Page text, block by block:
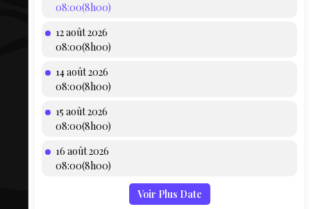
AEQ
08:00(8h00)
12 août 2026
08:00(8h00)
14 août 2026
08:00(8h00)
15 août 2026
08:00(8h00)
16 août 2026
08:00(8h00)
Voir Plus Date